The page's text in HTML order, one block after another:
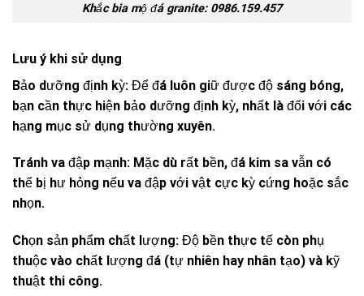
Khắc bia mộ đá granite: 0986.159.457
Lưu ý khi sử dụng
Bảo dưỡng định kỳ: Để đá luôn giữ được độ sáng bóng,
bạn cần thực hiện bảo dưỡng định kỳ, nhất là đối với các
hạng mục sử dụng thường xuyên.
Tránh va đập mạnh: Mặc dù rất bền, đá kim sa vẫn có
thể bị hư hỏng nếu va đập với vật cực kỳ cứng hoặc sắc
nhọn.
Chọn sản phẩm chất lượng: Độ bền thực tế còn phụ
thuộc vào chất lượng đá (tự nhiên hay nhân tạo) và kỹ
thuật thi công.